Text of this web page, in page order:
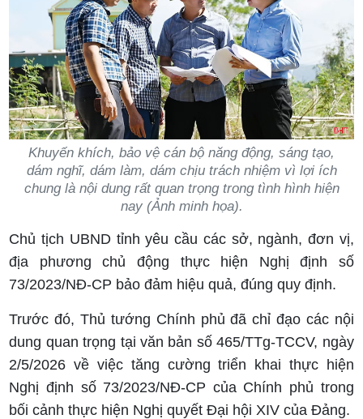
Khuyến khích, bảo vệ cán bộ năng động, sáng tạo,
dám nghĩ, dám làm, dám chịu trách nhiệm vì lợi ích
chung là nội dung rất quan trọng trong tình hình hiện
nay (Ảnh minh họa).
Chủ tịch UBND tỉnh yêu cầu các sở, ngành, đơn vị,
địa phương chủ động thực hiện Nghị định số
73/2023/NĐ-CP bảo đảm hiệu quả, đúng quy định.
Trước đó, Thủ tướng Chính phủ đã chỉ đạo các nội
dung quan trọng tại văn bản số 465/TTg-TCCV, ngày
2/5/2026 về việc tăng cường triển khai thực hiện
Nghị định số 73/2023/NĐ-CP của Chính phủ trong
bối cảnh thực hiện Nghị quyết Đại hội XIV của Đảng.